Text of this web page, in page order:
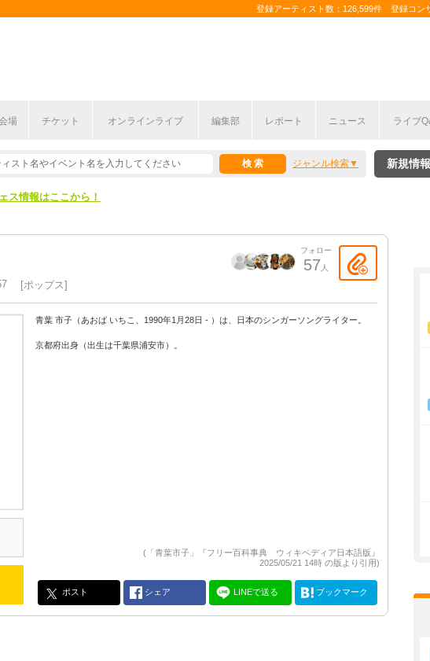
登録アーティスト数：126,599件 登録コン
場 チケット オンラインライブ 編集部 レポート ニュース ライブ
ジャンル検索
】2026年上半期編発表！
ス情報はここから！
新規情
フォロー
57 人
ポップス
青葉 市子（あおば いちこ、1990年1月28日 - ）は、日本のシンガーソングライター。
京都府出身（出生は千葉県浦安市）。
(「青葉市子」『フリー百科事典 ウィキペディア日本語版』
2025/05/21 14時 の版より引用)
ポスト シェア LINEで送る ブックマーク